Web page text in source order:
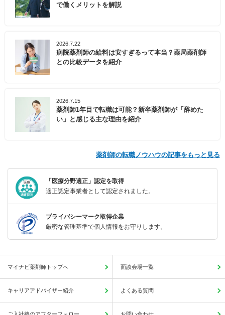
で働くメリットを解説
2026.7.22
病院薬剤師の給料は安すぎるって本当？薬局薬剤師
との比較データを紹介
2026.7.15
薬剤師1年目で転職は可能？新卒薬剤師が「辞めた
い」と感じる主な理由を紹介
薬剤師の転職ノウハウの記事をもっと見る
「医療分野適正」認定を取得
適正認定事業者として認定されました。
プライバシーマーク取得企業
厳密な管理基準で個人情報をお守りします。
マイナビ薬剤師トップへ 面談会場一覧
キャリアアドバイザー紹介 よくある質問